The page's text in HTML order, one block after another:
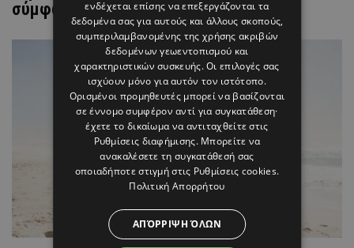
σύμφωνα με την Άση Μπήλιου
ενδέχεται επίσης να επεξεργάζονται τα
δεδομένα σας για αυτούς και άλλους σκοπούς,
συμπεριλαμβανομένης της χρήσης ακριβών
δεδομένων γεωεντοπισμού και
χαρακτηριστικών συσκευής. Οι επιλογές σας
ισχύουν μόνο για αυτόν τον ιστότοπο.
Ορισμένοι προμηθευτές μπορεί να βασίζονται
σε έννομο συμφέρον αντί για συγκατάθεση·
έχετε το δικαίωμα να αντιταχθείτε στις
Ρυθμίσεις διαφήμισης. Μπορείτε να
ανακαλέσετε τη συγκατάθεσή σας
οποιαδήποτε στιγμή στις Ρυθμίσεις cookies.
Πολιτική Απορρήτου
ΑΠΌΡΡΙΨΗ ΌΛΩΝ